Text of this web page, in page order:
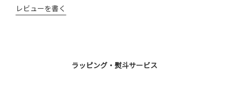
レビューを書く
ラッピング・熨斗サービス